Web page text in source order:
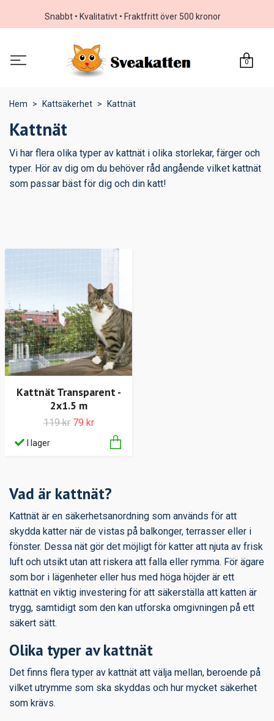
Snabbt • Kvalitativt • Fraktfritt över 500 kronor
0
Hem Kattsäkerhet Kattnät
Kattnät
Vi har flera olika typer av kattnät i olika storlekar, färger och
typer. Hör av dig om du behöver råd angående vilket kattnät
som passar bäst för dig och din katt!
Kattnät Transparent -
2x1.5 m
119 kr 79 kr
I lager
Vad är kattnät?
Kattnät är en säkerhetsanordning som används för att
skydda katter när de vistas på balkonger, terrasser eller i
fönster. Dessa nät gör det möjligt för katter att njuta av frisk
luft och utsikt utan att riskera att falla eller rymma. För ägare
som bor i lägenheter eller hus med höga höjder är ett
kattnät en viktig investering för att säkerställa att katten är
trygg, samtidigt som den kan utforska omgivningen på ett
säkert sätt.
Olika typer av kattnät
Det finns flera typer av kattnät att välja mellan, beroende på
vilket utrymme som ska skyddas och hur mycket säkerhet
som krävs.